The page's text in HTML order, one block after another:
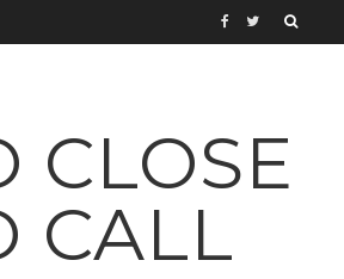
CLOSE
CALL